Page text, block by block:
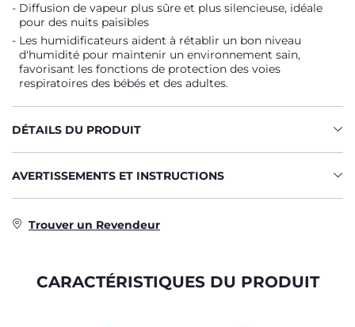
Diffusion de vapeur plus sûre et plus silencieuse, idéale
pour des nuits paisibles
Les humidificateurs aident à rétablir un bon niveau
d'humidité pour maintenir un environnement sain,
favorisant les fonctions de protection des voies
respiratoires des bébés et des adultes.
DÉTAILS DU PRODUIT
AVERTISSEMENTS ET INSTRUCTIONS
Trouver un Revendeur
CARACTÉRISTIQUES DU PRODUIT